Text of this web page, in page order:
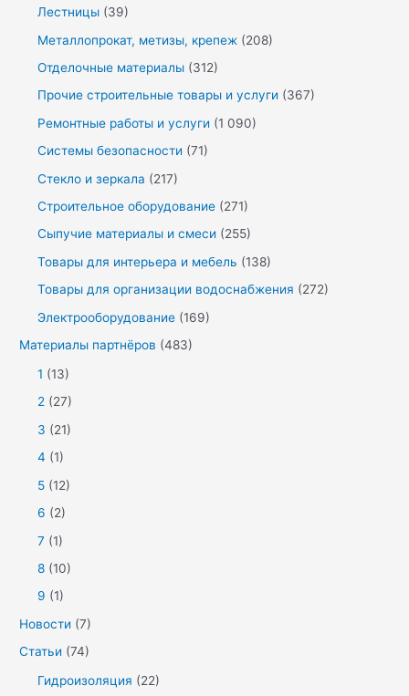
Лестницы (39)
Металлопрокат, метизы, крепеж (208)
Отделочные материалы (312)
Прочие строительные товары и услуги (367)
Ремонтные работы и услуги (1 090)
Системы безопасности (71)
Стекло и зеркала (217)
Строительное оборудование (271)
Сыпучие материалы и смеси (255)
Товары для интерьера и мебель (138)
Товары для организации водоснабжения (272)
Электрооборудование (169)
Материалы партнёров (483)
1 (13)
2 (27)
3 (21)
4 (1)
5 (12)
6 (2)
7 (1)
8 (10)
9 (1)
Новости (7)
Статьи (74)
Гидроизоляция (22)